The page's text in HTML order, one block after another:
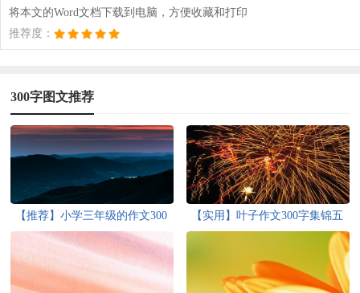
将本文的Word文档下载到电脑，方便收藏和打印
推荐度：
300字图文推荐
【推荐】小学三年级的作文300
字9篇
【实用】叶子作文300字集锦五